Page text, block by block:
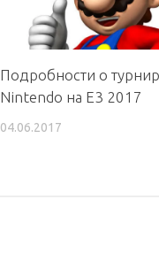
Подробности о
Nintendo на E3 2017
04.06.2017